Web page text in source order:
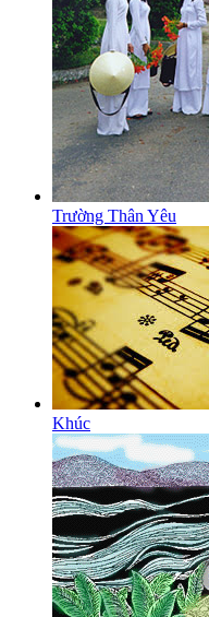
Trường Thân Yêu
Khúc